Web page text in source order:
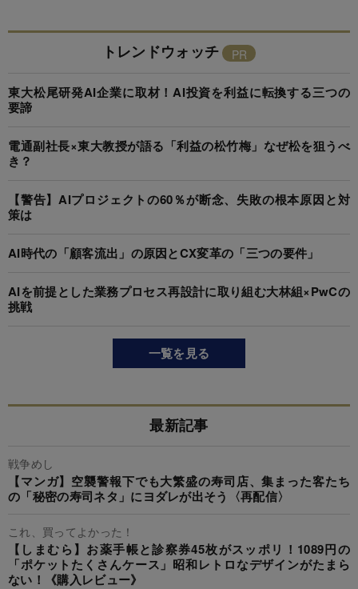
トレンドウォッチ
東大松尾研発AI企業に取材！AI投資を利益に転換する三つの
要諦
電通副社長×東大教授が語る「利益の松竹梅」なぜ松を狙うべ
き？
【警告】AIプロジェクトの60％が断念、失敗の根本原因と対
策は
AI時代の「顧客流出」の原因とCX変革の「三つの要件」
AIを前提とした業務プロセス再設計に取り組む大林組×PwCの
挑戦
一覧を見る
最新記事
戦争めし
【マンガ】空襲警報下でも大繁盛の寿司店、集まった客たち
の「秘密の寿司ネタ」にヨダレが出そう〈再配信〉
これ、買ってよかった！
【しまむら】お薬手帳と診察券45枚がスッポリ！1089円の
「ポケットたくさんケース」昭和レトロなデザインがたまら
ない！《購入レビュー》